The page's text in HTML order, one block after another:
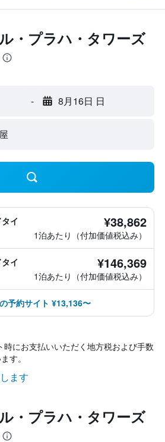
・プラハ・タワーズ
- 8月16日 日
イ
¥38,862
1泊あたり（付加価値税込み）
イ
¥146,369
1泊あたり（付加価値税込み）
予約サイト ¥13,136〜
にお支払いいただく地方税および手数
す。
ます
・プラハ・タワーズ